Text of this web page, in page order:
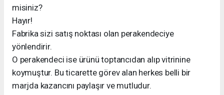
misiniz?
Hayır!
Fabrika sizi satış noktası olan perakendeciye
yönlendirir.
O perakendeci ise ürünü toptancıdan alıp vitrinine
koymuştur. Bu ticarette görev alan herkes belli bir
marjda kazancını paylaşır ve mutludur.